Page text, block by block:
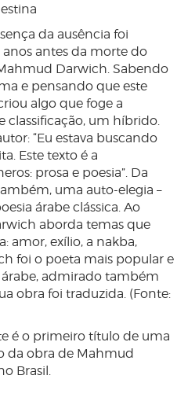
da ausência foi
antes da morte do
Darwich. Sabendo
e pensando que este
algo que foge a
classificação, um híbrido.
“Eu estava buscando
Este texto é a
prosa e poesia”. Da
uma auto-elegia –
árabe clássica. Ao
aborda temas que
amor, exílio, a nakba,
foi o poeta mais popular e
admirado também
obra foi traduzida. (Fonte:
é o primeiro título de uma
da obra de Mahmud
Brasil.